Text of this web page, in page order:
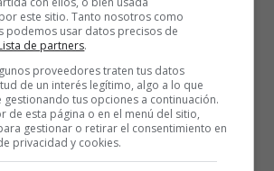
este sitio. Tanto nosotros como
podemos usar datos precisos de
de partners.
proveedores traten tus datos
de un interés legítimo, algo a lo que
tus opciones a continuación.
de esta página o en el menú del sitio,
gestionar o retirar el consentimiento en
privacidad y cookies.